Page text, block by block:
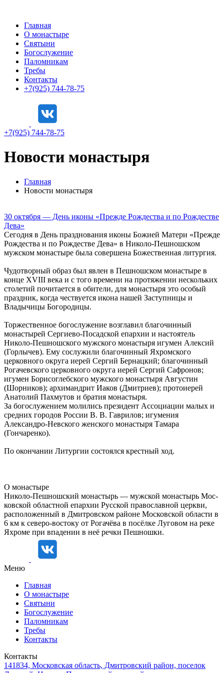
Главная
О монастыре
Святыни
Богослужение
Паломникам
Требы
Контакты
+7(925) 744-78-75
+7(925) 744-78-75
Новости монастыря
Главная
Новости монастыря
30 октября — День иконы «Прежде Рождества и по Рождестве
Дева»
Сегодня в День празднования иконы Божией Матери «Прежде
Рождества и по Рождестве Дева» в Николо-Пешношском
мужском монастыре была совершена Божественная литургия.
Чудотворный образ был явлен в Пешношском монастыре в
конце XVIII века и с того времени на протяжении нескольких
столетий почитается в обители, для монастыря это особый
праздник, когда чествуется икона нашей Заступницы и
Владычицы Богородицы.
Торжественное богослужение возглавил благочинный
монастырей Сергиево-Посадской епархии и настоятель
Николо-Пешношского мужского монастыря игумен Алексий
(Горлычев). Ему сослужили благочинный Яхромского
церковного округа иерей Сергий Бернацкий; благочинный
Рогачевского церковного округа иерей Сергий Сафронов;
игумен Борисоглебского мужского монастыря Августин
(Шорников); архимандрит Иаков (Дмитриев); протоиерей
Анатолий Пахмутов и братия монастыря.
За богослужением молились президент Ассоциации малых и
средних городов России В. В. Гаврилов; игумения
Александро-Невского женского монастыря Тамара
(Гончаренко).
По окончании Литургии состоялся крестный ход.
О монастыре
Ни­ко­ло-Пеш­нош­ский мо­на­стырь — муж­ской мо­на­стырь Мос­
ков­ской об­ласт­ной епар­хии Рус­ской пра­во­слав­ной церк­ви,
рас­по­ло­жен­ный в Дмит­ров­ском рай­оне Мос­ков­ской об­ла­сти в
6 км к се­ве­ро-во­сто­ку от Ро­га­чё­ва в по­сёл­ке Лу­го­вом на реке
Яхро­ме при впа­де­нии в неё реч­ки Пеш­нош­ки.
Меню
Главная
О монастыре
Святыни
Богослужение
Паломникам
Требы
Контакты
Контакты
141834, Московская область, Дмитровский район, поселок